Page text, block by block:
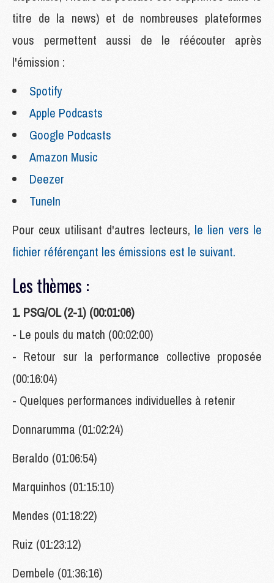
titre de la news) et de nombreuses plateformes
vous permettent aussi de le réécouter après
l'émission :
Spotify
Apple Podcasts
Google Podcasts
Amazon Music
Deezer
TuneIn
Pour ceux utilisant d'autres lecteurs, le lien vers le
fichier référençant les émissions est le suivant.
Les thèmes :
1. PSG/OL (2-1) (00:01:06)
- Le pouls du match (00:02:00)
- Retour sur la performance collective proposée
(00:16:04)
- Quelques performances individuelles à retenir
Donnarumma (01:02:24)
Beraldo (01:06:54)
Marquinhos (01:15:10)
Mendes (01:18:22)
Ruiz (01:23:12)
Dembele (01:36:16)